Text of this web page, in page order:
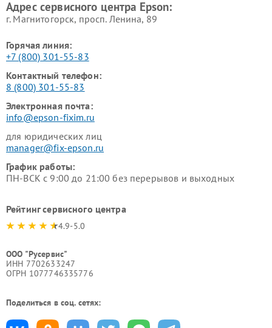
Адрес сервисного центра Epson:
г. Магнитогорск, просп. Ленина, 89
Горячая линия:
+7 (800) 301-55-83
Контактный телефон:
8 (800) 301-55-83
Электронная почта:
info@epson-fixim.ru
для юридических лиц
manager@fix-epson.ru
График работы:
ПН-ВСК с 9:00 до 21:00 без перерывов и выходных
Рейтинг сервисного центра
4.9-5.0
ООО "Русервис"
ИНН 7702633247
ОГРН 1077746335776
Поделиться в соц. сетях: